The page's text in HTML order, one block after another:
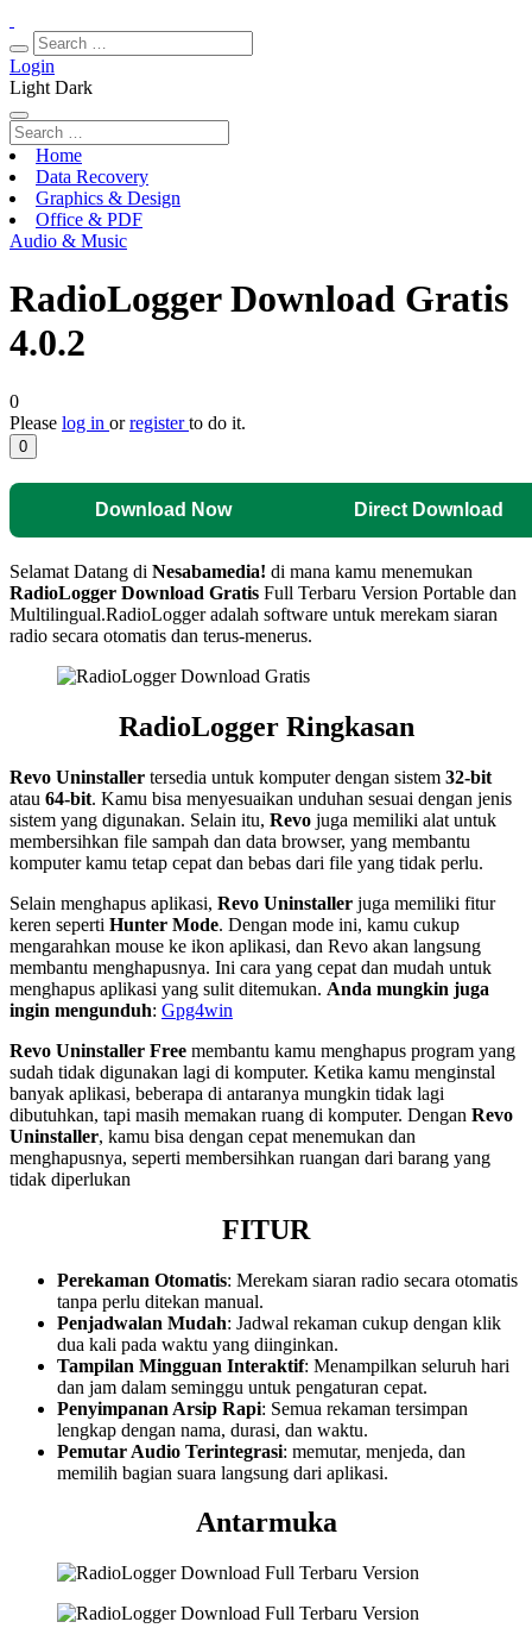
Login
Light Dark
Home
Data Recovery
Graphics & Design
Office & PDF
Audio & Music
RadioLogger Download Gratis
4.0.2
0
Please log in orregisterto do it.
0
Download Now Direct Download
Selamat Datang di Nesabamedia! di mana kamu menemukan
RadioLogger Download Gratis Full Terbaru Version Portable dan
Multilingual.RadioLogger adalah software untuk merekam siaran
radio secara otomatis dan terus-menerus.
RadioLogger Ringkasan
Revo Uninstaller tersedia untuk komputer dengan sistem 32-bit
atau 64-bit. Kamu bisa menyesuaikan unduhan sesuai dengan jenis
sistem yang digunakan. Selain itu, Revo juga memiliki alat untuk
membersihkan file sampah dan data browser, yang membantu
komputer kamu tetap cepat dan bebas dari file yang tidak perlu.
Selain menghapus aplikasi, Revo Uninstaller juga memiliki fitur
keren seperti Hunter Mode. Dengan mode ini, kamu cukup
mengarahkan mouse ke ikon aplikasi, dan Revo akan langsung
membantu menghapusnya. Ini cara yang cepat dan mudah untuk
menghapus aplikasi yang sulit ditemukan. Anda mungkin juga
ingin mengunduh: Gpg4win
Revo Uninstaller Free membantu kamu menghapus program yang
sudah tidak digunakan lagi di komputer. Ketika kamu menginstal
banyak aplikasi, beberapa di antaranya mungkin tidak lagi
dibutuhkan, tapi masih memakan ruang di komputer. Dengan Revo
Uninstaller, kamu bisa dengan cepat menemukan dan
menghapusnya, seperti membersihkan ruangan dari barang yang
tidak diperlukan
FITUR
Perekaman Otomatis: Merekam siaran radio secara otomatis
tanpa perlu ditekan manual.
Penjadwalan Mudah: Jadwal rekaman cukup dengan klik
dua kali pada waktu yang diinginkan.
Tampilan Mingguan Interaktif: Menampilkan seluruh hari
dan jam dalam seminggu untuk pengaturan cepat.
Penyimpanan Arsip Rapi: Semua rekaman tersimpan
lengkap dengan nama, durasi, dan waktu.
Pemutar Audio Terintegrasi: memutar, menjeda, dan
memilih bagian suara langsung dari aplikasi.
Antarmuka